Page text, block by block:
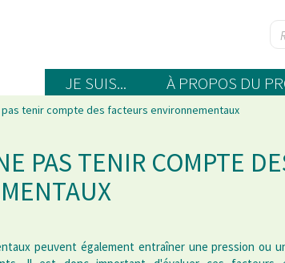
JE SUIS... À PROPOS DU
pas tenir compte des facteurs environnementaux
PAS TENIR COMPTE
peuvent également entraîner une pression ou